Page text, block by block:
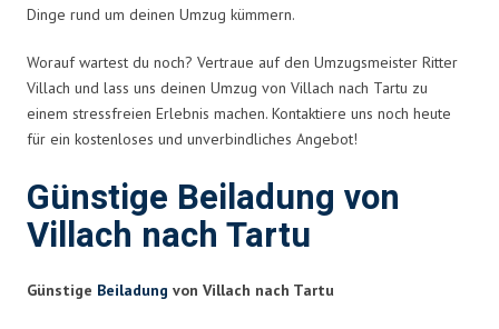
Dinge rund um deinen Umzug kümmern.
Worauf wartest du noch? Vertraue auf den Umzugsmeister Ritter
Villach und lass uns deinen Umzug von Villach nach Tartu zu
einem stressfreien Erlebnis machen. Kontaktiere uns noch heute
für ein kostenloses und unverbindliches Angebot!
Günstige Beiladung von
Villach nach Tartu
Günstige Beiladung von Villach nach Tartu